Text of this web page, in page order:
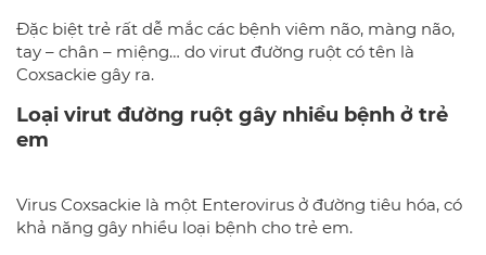
Đặc biệt trẻ rất dễ mắc các bệnh viêm não, màng não,
tay – chân – miệng… do virut đường ruột có tên là
Coxsackie gây ra.
Loại virut đường ruột gây nhiều bệnh ở trẻ
em
Virus Coxsackie là một Enterovirus ở đường tiêu hóa, có
khả năng gây nhiều loại bệnh cho trẻ em.